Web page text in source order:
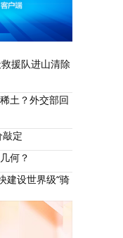
援队进山清除
土？外交部回
定
何？
建设世界级“骑